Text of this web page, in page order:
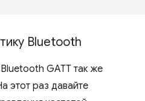
Bluetooth
GATT так же
этот раз давайте